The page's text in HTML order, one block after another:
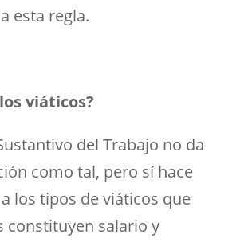
esta regla.
viáticos?
del Trabajo no da
como tal, pero sí hace
los tipos de viáticos que
constituyen salario y